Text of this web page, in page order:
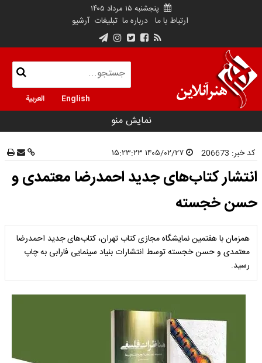
پنجشنبه ۱۵ مرداد ۱۴۰۵
ارتباط با ما درباره ما تبلیغات آرشیو
English العربية
نمایش منو
کد خبر: 206673
انتشار کتاب‌های جدید احمدرضا معتمدی و
حسن خجسته
همزمان با هفتمین نمایشگاه مجازی کتاب تهران، کتاب‌های جدید احمدرضا
معتمدی و حسن خجسته توسط انتشارات بنیاد سینمایی فارابی به چاپ
رسید.